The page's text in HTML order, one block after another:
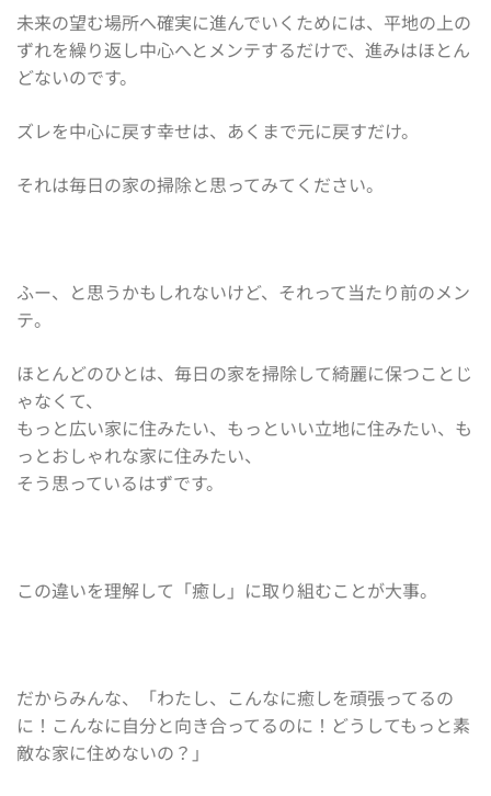
未来の望む場所へ確実に進んでいくためには、平地の上の
ずれを繰り返し中心へとメンテするだけで、進みはほとん
どないのです。
ズレを中心に戻す幸せは、あくまで元に戻すだけ。
それは毎日の家の掃除と思ってみてください。
ふー、と思うかもしれないけど、それって当たり前のメン
テ。
ほとんどのひとは、毎日の家を掃除して綺麗に保つことじ
ゃなくて、
もっと広い家に住みたい、もっといい立地に住みたい、も
っとおしゃれな家に住みたい、
そう思っているはずです。
この違いを理解して「癒し」に取り組むことが大事。
だからみんな、「わたし、こんなに癒しを頑張ってるの
に！こんなに自分と向き合ってるのに！どうしてもっと素
敵な家に住めないの？」